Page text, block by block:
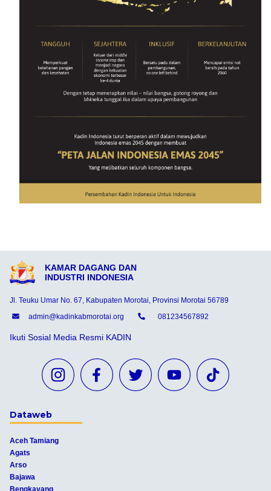
KAMAR DAGANG DAN
INDUSTRI INDONESIA
Jl. Teuku Umar No. 67, Kabupaten Morotai, Provinsi Morotai 56789
admin@kadinkabmorotai.org
081234567892
Ikuti Sosial Media Resmi KADIN
Dataweb
Aceh Tamiang
Agats
Arso
Bajawa
Bengkayang